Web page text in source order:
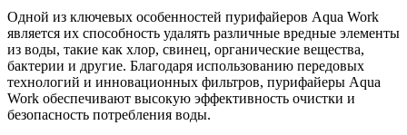
Одной из ключевых особенностей пурифайеров Aqua Work
является их способность удалять различные вредные элементы
из воды, такие как хлор, свинец, органические вещества,
бактерии и другие. Благодаря использованию передовых
технологий и инновационных фильтров, пурифайеры Aqua
Work обеспечивают высокую эффективность очистки и
безопасность потребления воды.